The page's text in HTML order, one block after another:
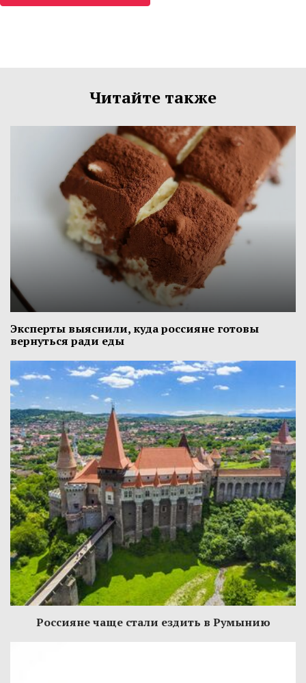
Читайте также
Эксперты выяснили, куда россияне готовы
вернуться ради еды
Россияне чаще стали ездить в Румынию